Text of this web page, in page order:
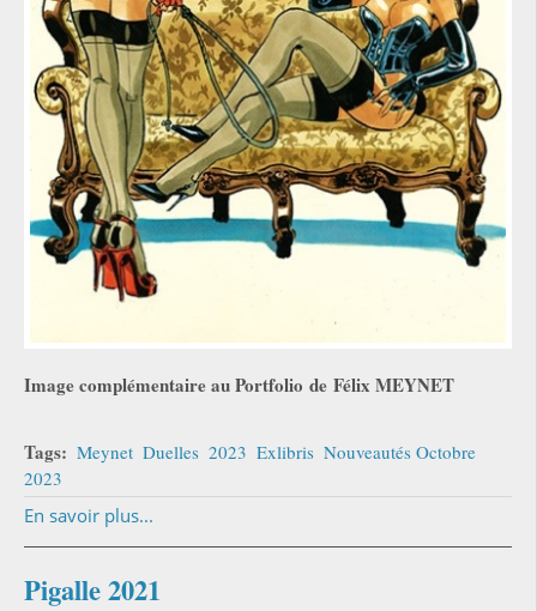
Image complémentaire au Portfolio de Félix MEYNET
Tags: Meynet Duelles 2023 Exlibris Nouveautés Octobre
2023
En savoir plus...
Pigalle 2021